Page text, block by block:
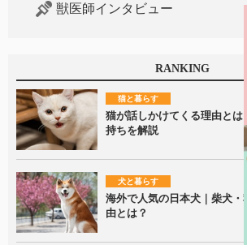
獣医師インタビュー
RANKING
猫と暮らす
猫が話しかけてくる理由とは
持ちを解説
犬と暮らす
海外で人気の日本犬｜柴犬・
由とは？